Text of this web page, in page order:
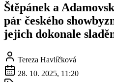
Štěpánek a
pár českého
jejich dokonale
Tereza Havlíčková
28. 10. 2025, 11:20